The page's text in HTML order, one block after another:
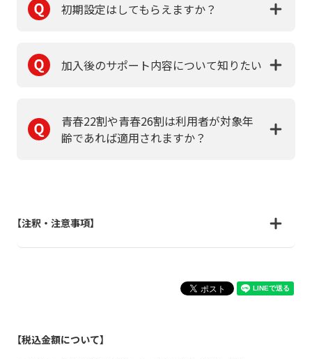
初期設定はしてもらえますか？
加入後のサポート内容について知りたい
青春22割や青春26割は利用者が対象年
齢であれば適用されますか？
【注釈・注意事項】
【税込金額について】